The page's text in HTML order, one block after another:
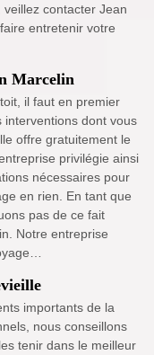
contacter Jean
entretenir votre
Marcelin
il faut en premier
dont vous
offre gratuitement le
privilégie ainsi
nécessaires pour
en rien. En tant que
pas de ce fait
Notre entreprise
importants de la
nous conseillons
tenir dans le meilleur